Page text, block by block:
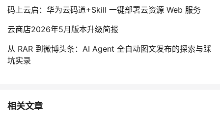
码上云启：华为云码道+Skill 一键部署云资源 Web 服务
云商店2026年5月版本升级简报
从 RAR 到微博头条：AI Agent 全自动图文发布的探索与踩
坑实录
相关文章